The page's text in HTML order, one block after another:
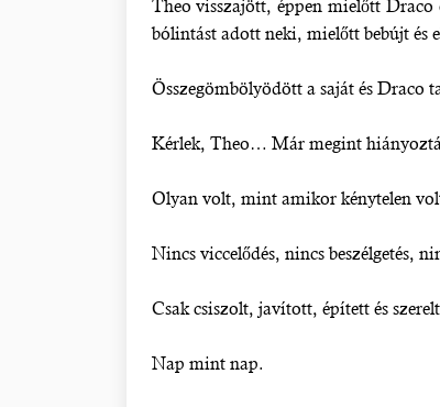
Theo visszajött, éppen mielőtt Draco
bólintást adott neki, mielőtt bebújt és
Összegömbölyödött a saját és Draco
Kérlek, Theo… Már megint
Olyan volt, mint amikor kénytelen
Nincs viccelődés, nincs beszélgetés,
Csak csiszolt, javított, épített és
Nap mint nap.